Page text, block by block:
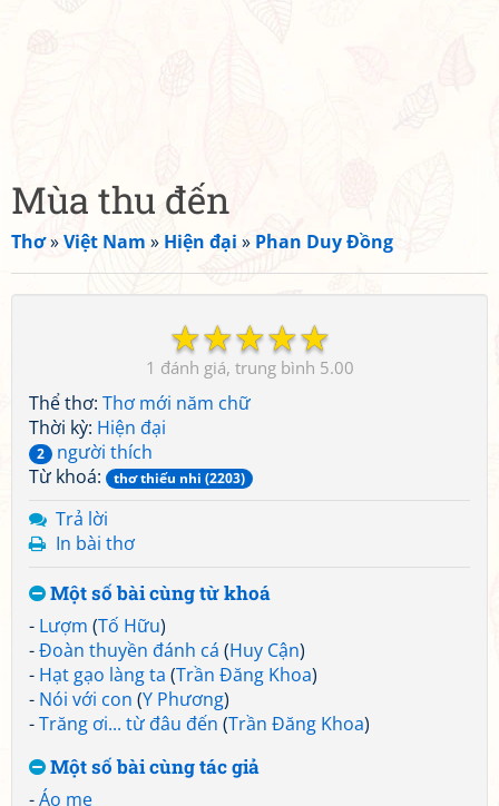
Mùa thu đến
Thơ»Việt Nam » Hiện đại » Phan Duy Đồng
☆
☆
☆
☆
☆
1 5.00
Thể thơ: Thơ mới năm chữ
Thời kỳ: Hiện đại
2
người thích
Từ khoá:
thơ thiếu nhi (2203)
Trả lời
In bài thơ
Một số bài cùng từ khoá
- Lượm (Tố Hữu)
-Đoàn thuyền đánh cá (Huy Cận)
- Hạt gạo làng ta (Trần Đăng Khoa)
- Nói với con (Y Phương)
-Trăng ơi... từ đâu đến (Trần Đăng Khoa)
Một số bài cùng tác giả
-Áo mẹ